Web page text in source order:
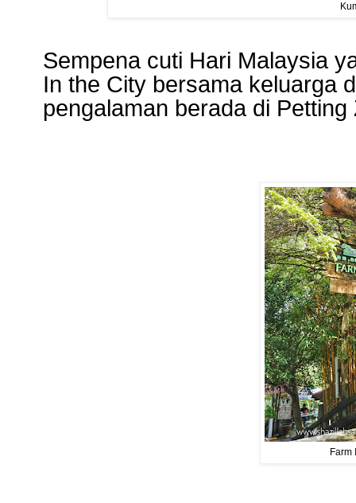
Sempena cuti Hari Malaysia
In the City bersama keluarga
pengalaman berada di Petting
Farm